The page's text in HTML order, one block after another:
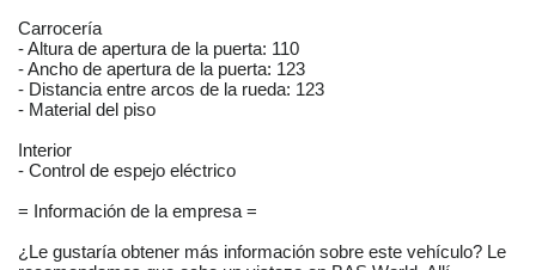
Carrocería
- Altura de apertura de la puerta: 110
- Ancho de apertura de la puerta: 123
- Distancia entre arcos de la rueda: 123
- Material del piso
Interior
- Control de espejo eléctrico
= Información de la empresa =
¿Le gustaría obtener más información sobre este vehículo? Le